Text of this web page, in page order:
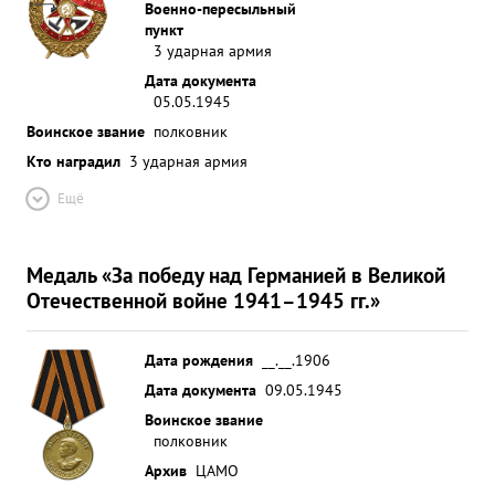
Военно-пересыльный
пункт
3 ударная армия
Дата документа
05.05.1945
Воинское звание полковник
Кто наградил 3 ударная армия
Ещё
Медаль «За победу над Германией в Великой
Отечественной войне 1941–1945 гг.»
Дата рождения
__.__.1906
Дата документа 09.05.1945
Воинское звание
полковник
Архив ЦАМО